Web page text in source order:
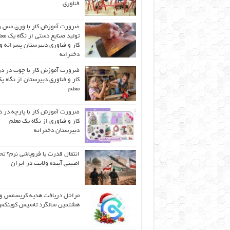
فناوری
ضرورت آموزش کار با ورق مس
تولید صنایع دستی از نگاه یک
کار و فناوری دبیرستان پسرانه و
دخترانه
ضرورت آموزش کار با چوب در
کار و فناوری دبیرستان از نگاه
معلم
ضرورت آموزش کار با پارچه
کار و فناوری از نگاه یک معلم
دبیرستان دخترانه
انتقال قدرت یا فروپاشی نرم؟
امنیتی آینده ولایت در ایران
مراحل دریافت هدیه کریسمس و
هشتمین سالگرد تاسیس